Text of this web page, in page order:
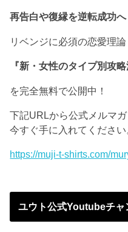
再告白や復縁を逆転成功へ
リベンジに必須の恋愛理論
『新・女性のタイプ別攻略
を完全無料で公開中！
下記URLから公式メルマガ
今すぐ手に入れてください
https://muji-t-shirts.com/
ユウト公式Youtubeチャ